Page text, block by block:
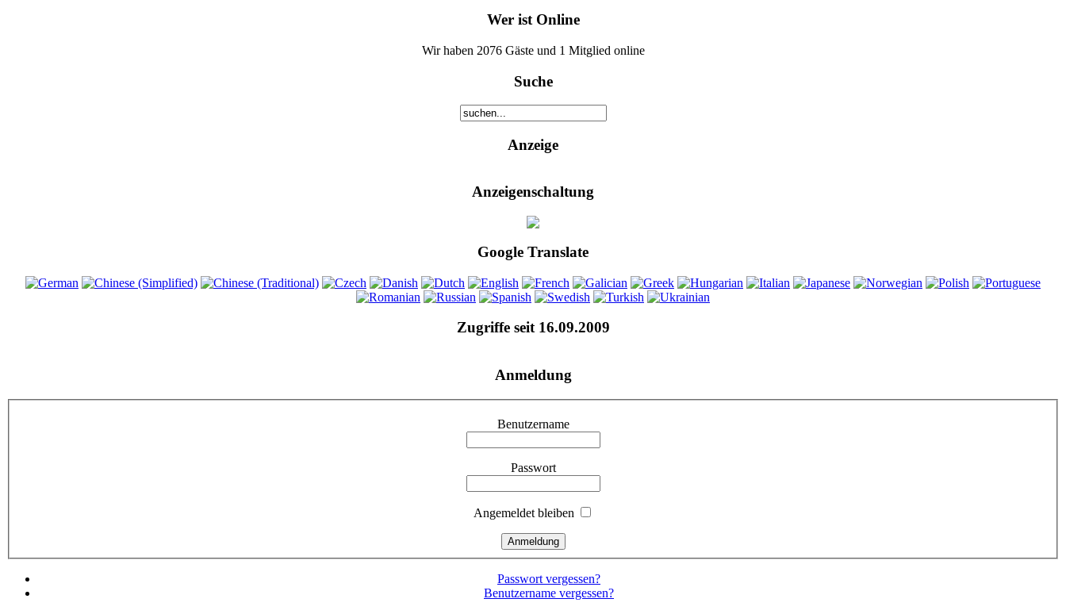
Wer ist Online
Wir haben 2076 Gäste und 1 Mitglied online
Suche
Anzeige
Anzeigenschaltung
Google Translate
Zugriffe seit 16.09.2009
Anmeldung
Benutzername
Passwort
Angemeldet bleiben
Passwort vergessen?
Benutzername vergessen?